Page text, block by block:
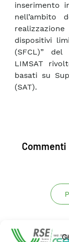
inserimento
nell’ambito
dispositivi
(SFCL)”
LIMSAT
basati su
(SAT).
Commenti